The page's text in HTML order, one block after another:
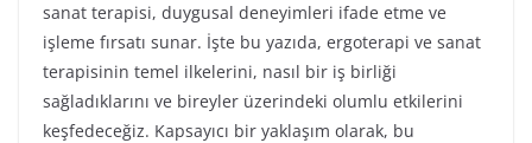
sanat terapisi, duygusal deneyimleri ifade etme ve
işleme fırsatı sunar. İşte bu yazıda, ergoterapi ve sanat
terapisinin temel ilkelerini, nasıl bir iş birliği
sağladıklarını ve bireyler üzerindeki olumlu etkilerini
keşfedeceğiz. Kapsayıcı bir yaklaşım olarak, bu